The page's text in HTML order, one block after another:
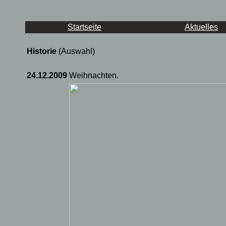
Startseite Aktuelles
Historie (Auswahl)
24.12.2009 Weihnachten.